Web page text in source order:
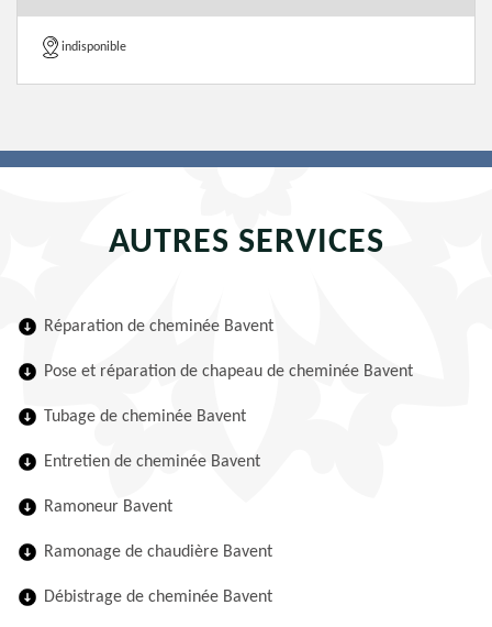
indisponible
AUTRES SERVICES
Réparation de cheminée Bavent
Pose et réparation de chapeau de cheminée Bavent
Tubage de cheminée Bavent
Entretien de cheminée Bavent
Ramoneur Bavent
Ramonage de chaudière Bavent
Débistrage de cheminée Bavent